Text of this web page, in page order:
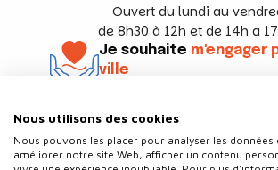
Ouvert du lundi au
de 8h30 à 12h et de 14h a
Je souhaite m'engager
ville
Nous utilisons des cookies
Nous pouvons les placer pour analyser les données
améliorer notre site Web, afficher un contenu